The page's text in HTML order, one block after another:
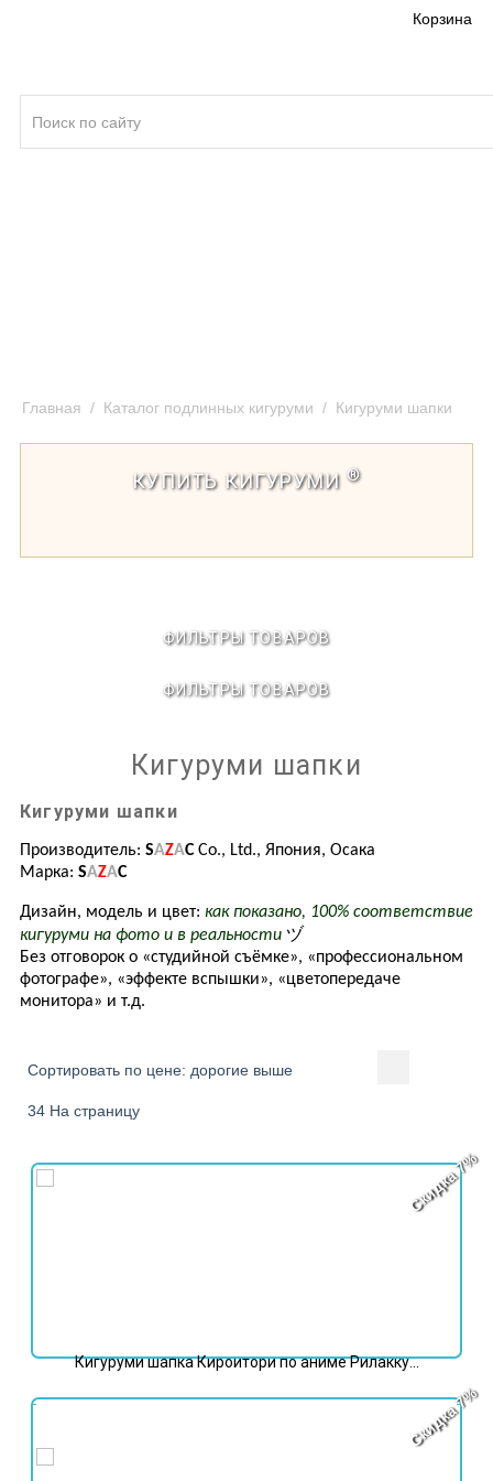
Корзина
Главная / Каталог подлинных кигуруми / Кигуруми шапки
КУПИТЬ КИГУРУМИ ®
ФИЛЬТРЫ ТОВАРОВ
ФИЛЬТРЫ ТОВАРОВ
Кигуруми шапки
Кигуруми шапки
Производитель: SAZACCo., Ltd., Япония, Осака
Марка: SAZAC
Дизайн, модель и цвет: как показано, 100% соответствие
кигуруми на фото и в реальности ヅ
Без отговорок о «студийной съёмке», «профессиональном
фотографе», «эффекте вспышки», «цветопередаче
монитора» и т.д.
Сортировать по цене: дорогие выше
34 На страницу
Скидка 7%
Кигуруми шапка Кироитори по аниме Рилакку...
Скидка 7%